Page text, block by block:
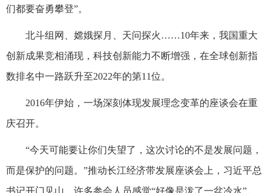
们都要奋勇攀登”。
北斗组网、嫦娥探月、天问探火……10年来，我国重大
创新成果竞相涌现，科技创新能力不断增强，在全球创新指
数排名中一路跃升至2022年的第11位。
2016年伊始，一场深刻体现发展理念变革的座谈会在重
庆召开。
“今天可能要让你们失望了，这次讨论的不是发展问题，
而是保护的问题。”推动长江经济带发展座谈会上，习近平总
书记开门见山。许多参会人员感觉“好像是泼了一盆冷水”。